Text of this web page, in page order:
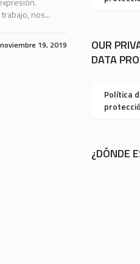
nos...
noviembre 19, 2019
OUR
DATA
Política
¿DÓNDE